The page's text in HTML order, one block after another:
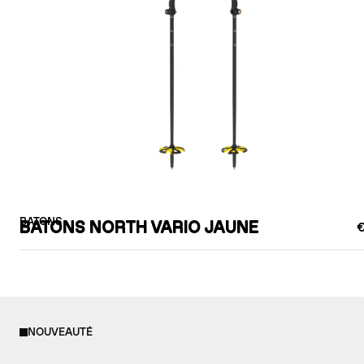
BATONS
BATONS NORTH VARIO JAUNE
NOUVEAUTÉ